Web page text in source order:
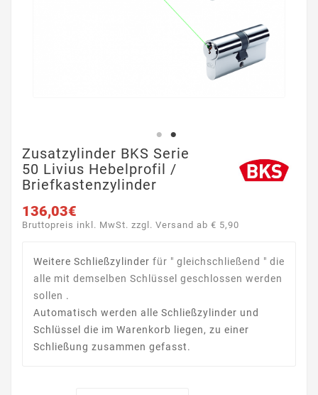
Zusatzylinder BKS Serie
50 Livius Hebelprofil /
Briefkastenzylinder
136,03€
Bruttopreis inkl. MwSt. zzgl. Versand ab € 5,90
Weitere Schließzylinder für " gleichschließend " die
alle mit demselben Schlüssel geschlossen werden
sollen .
Automatisch werden alle Schließzylinder und
Schlüssel die im Warenkorb liegen, zu einer
Schließung zusammen gefasst.